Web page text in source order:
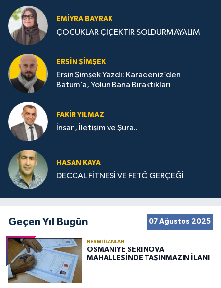
EMIYRA BAYRAK
ÇOCUKLAR ÇİÇEKTİR SOLDURMAYALIM
ERSIN ŞIMŞEK
Ersin Şimşek Yazdı: Karadeniz’den
Batum’a, Yolun Bana Bıraktıkları
FAKIR YILMAZ
İnsan, İletişim ve Şura..
HASAN KAYA
DECCAL FİTNESİ VE FETÖ GERÇEĞİ
Geçen Yıl Bugün 07 Ağustos 2025
RESMI İLANLAR
OSMANİYE SERİNOVA
MAHALLESİNDE TAŞINMAZIN İLANI